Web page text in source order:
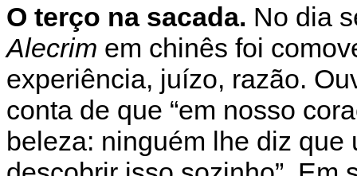
O terço na sacada. No dia
Alecrim em chinês foi
experiência, juízo, razão.
conta de que “em nosso
beleza: ninguém lhe diz